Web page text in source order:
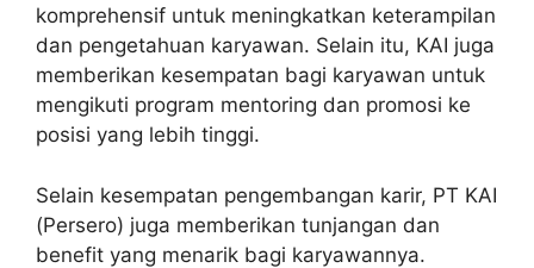
komprehensif untuk meningkatkan keterampilan
dan pengetahuan karyawan. Selain itu, KAI juga
memberikan kesempatan bagi karyawan untuk
mengikuti program mentoring dan promosi ke
posisi yang lebih tinggi.
Selain kesempatan pengembangan karir, PT KAI
(Persero) juga memberikan tunjangan dan
benefit yang menarik bagi karyawannya.